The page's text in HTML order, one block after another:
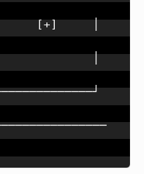
[+]     │
│